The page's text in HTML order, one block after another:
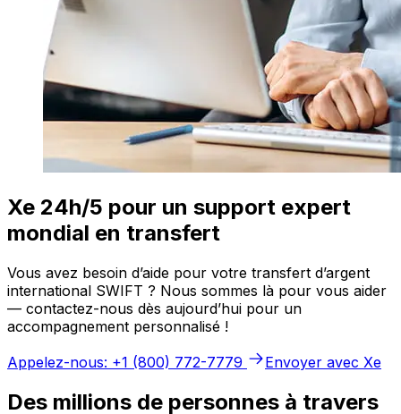
Xe 24h/5 pour un support expert
mondial en transfert
Vous avez besoin d’aide pour votre transfert d’argent
international SWIFT ? Nous sommes là pour vous aider
— contactez-nous dès aujourd’hui pour un
accompagnement personnalisé !
Appelez-nous: +1 (800) 772-7779
Envoyer avec Xe
Des millions de personnes à travers